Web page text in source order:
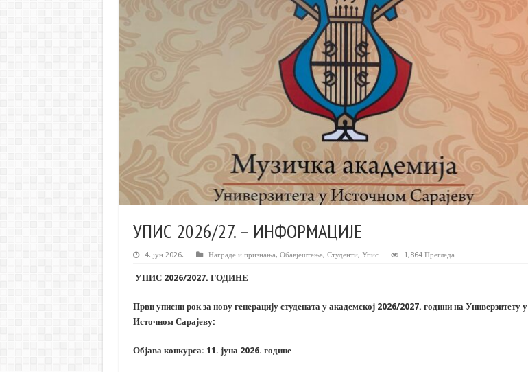
УПИС 2026/27. – ИНФОРМАЦИЈЕ
4. јун 2026. Награде и признања, Обавјештења, Студенти, Упис 1,864 Прегледа
УПИС 2026/2027. ГОДИНЕ
Први уписни рок за нову генерацију студената у академској 2026/2027. години на Универзитету у
Источном Сарајеву:
Објава конкурса: 11. јуна 2026. године